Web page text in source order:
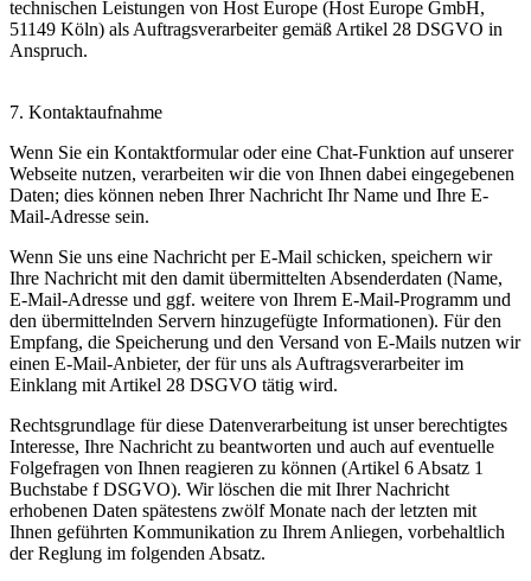
technischen Leistungen von Host Europe (Host Europe GmbH,
51149 Köln) als Auftragsverarbeiter gemäß Artikel 28 DSGVO in
Anspruch.
7. Kontaktaufnahme
Wenn Sie ein Kontaktformular oder eine Chat-Funktion auf unserer
Webseite nutzen, verarbeiten wir die von Ihnen dabei eingegebenen
Daten; dies können neben Ihrer Nachricht Ihr Name und Ihre E-
Mail-Adresse sein.
Wenn Sie uns eine Nachricht per E-Mail schicken, speichern wir
Ihre Nachricht mit den damit übermittelten Absenderdaten (Name,
E-Mail-Adresse und ggf. weitere von Ihrem E-Mail-Programm und
den übermittelnden Servern hinzugefügte Informationen). Für den
Empfang, die Speicherung und den Versand von E-Mails nutzen wir
einen E-Mail-Anbieter, der für uns als Auftragsverarbeiter im
Einklang mit Artikel 28 DSGVO tätig wird.
Rechtsgrundlage für diese Datenverarbeitung ist unser berechtigtes
Interesse, Ihre Nachricht zu beantworten und auch auf eventuelle
Folgefragen von Ihnen reagieren zu können (Artikel 6 Absatz 1
Buchstabe f DSGVO). Wir löschen die mit Ihrer Nachricht
erhobenen Daten spätestens zwölf Monate nach der letzten mit
Ihnen geführten Kommunikation zu Ihrem Anliegen, vorbehaltlich
der Reglung im folgenden Absatz.